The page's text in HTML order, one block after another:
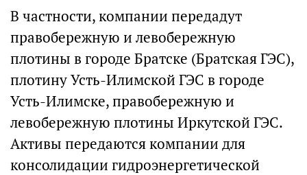
В частности, компании передадут
правобережную и левобережную
плотины в городе Братске (Братская ГЭС),
плотину Усть-Илимской ГЭС в городе
Усть-Илимске, правобережную и
левобережную плотины Иркутской ГЭС.
Активы передаются компании для
консолидации гидроэнергетической